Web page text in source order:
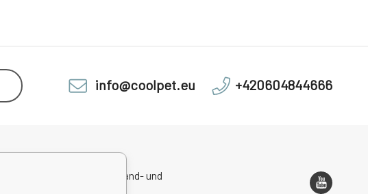
info@coolpet.eu +420604844666
Betriebsadresse, Versand- und